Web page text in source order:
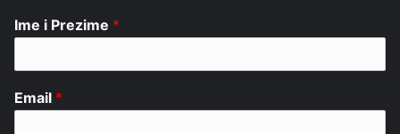
Ime i Prezime *
Email *